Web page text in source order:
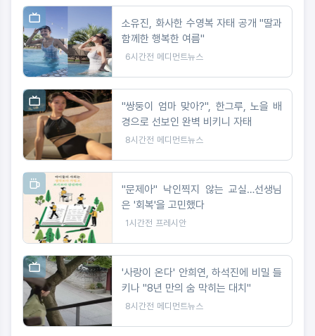
소유진, 화사한 수영복 자태 공개 "딸과
함께한 행복한 여름"
6시간전 메디먼트뉴스
"쌍둥이 엄마 맞아?", 한그루, 노을 배
경으로 선보인 완벽 비키니 자태
8시간전 메디먼트뉴스
"문제아" 낙인찍지 않는 교실…선생님
은 '회복'을 고민했다
1시간전 프레시안
'사랑이 온다' 안희연, 하석진에 비밀 들
키나 "8년 만의 숨 막히는 대치"
8시간전 메디먼트뉴스